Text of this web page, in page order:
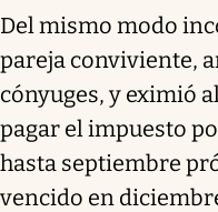
Del mismo modo
pareja conviviente,
cónyuges, y eximió
pagar el impuesto
hasta septiembre
vencido en